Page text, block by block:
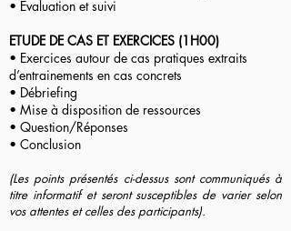
• Evaluation et suivi
ETUDE DE CAS ET EXERCICES (1H00)
• Exercices autour de cas pratiques extraits
d’entrainements en cas concrets
• Débriefing
• Mise à disposition de ressources
• Question/Réponses
• Conclusion
(Les points présentés ci-dessus sont communiqués à
titre informatif et seront susceptibles de varier selon
vos attentes et celles des participants).